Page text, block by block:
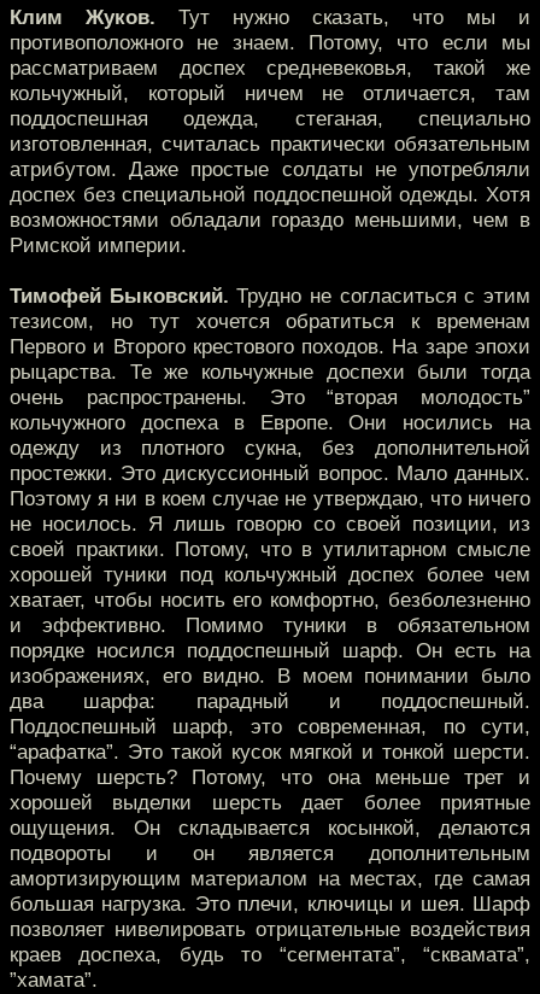
Клим Жуков. Тут нужно сказать, что мы и
противоположного не знаем. Потому, что если мы
рассматриваем доспех средневековья, такой же
кольчужный, который ничем не отличается, там
поддоспешная одежда, стеганая, специально
изготовленная, считалась практически обязательным
атрибутом. Даже простые солдаты не употребляли
доспех без специальной поддоспешной одежды. Хотя
возможностями обладали гораздо меньшими, чем в
Римской империи.
Тимофей Быковский. Трудно не согласиться с этим
тезисом, но тут хочется обратиться к временам
Первого и Второго крестового походов. На заре эпохи
рыцарства. Те же кольчужные доспехи были тогда
очень распространены. Это “вторая молодость”
кольчужного доспеха в Европе. Они носились на
одежду из плотного сукна, без дополнительной
простежки. Это дискуссионный вопрос. Мало данных.
Поэтому я ни в коем случае не утверждаю, что ничего
не носилось. Я лишь говорю со своей позиции, из
своей практики. Потому, что в утилитарном смысле
хорошей туники под кольчужный доспех более чем
хватает, чтобы носить его комфортно, безболезненно
и эффективно. Помимо туники в обязательном
порядке носился поддоспешный шарф. Он есть на
изображениях, его видно. В моем понимании было
два шарфа: парадный и поддоспешный.
Поддоспешный шарф, это современная, по сути,
“арафатка”. Это такой кусок мягкой и тонкой шерсти.
Почему шерсть? Потому, что она меньше трет и
хорошей выделки шерсть дает более приятные
ощущения. Он складывается косынкой, делаются
подвороты и он является дополнительным
амортизирующим материалом на местах, где самая
большая нагрузка. Это плечи, ключицы и шея. Шарф
позволяет нивелировать отрицательные воздействия
краев доспеха, будь то “сегментата”, “сквамата”,
”хамата”.